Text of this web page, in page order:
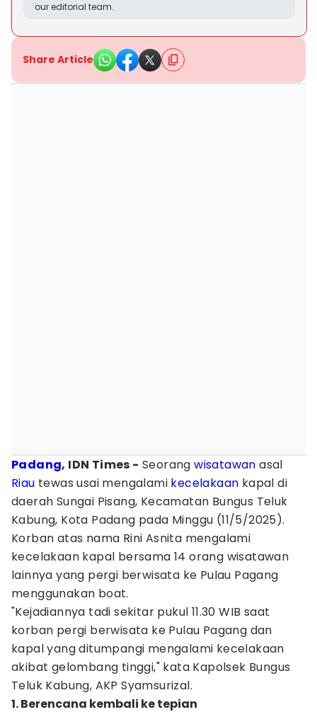
our editorial team.
Share Article
Padang, IDN Times - Seorangwisatawan asal
Riau tewas usai mengalami kecelakaan kapal di
daerah Sungai Pisang, Kecamatan Bungus Teluk
Kabung, Kota Padang pada Minggu (11/5/2025).
Korban atas nama Rini Asnita mengalami
kecelakaan kapal bersama 14 orang wisatawan
lainnya yang pergi berwisata ke Pulau Pagang
menggunakan boat.
"Kejadiannya tadi sekitar pukul 11.30 WIB saat
korban pergi berwisata ke Pulau Pagang dan
kapal yang ditumpangi mengalami kecelakaan
akibat gelombang tinggi," kata Kapolsek Bungus
Teluk Kabung, AKP Syamsurizal.
1. Berencana kembali ke tepian